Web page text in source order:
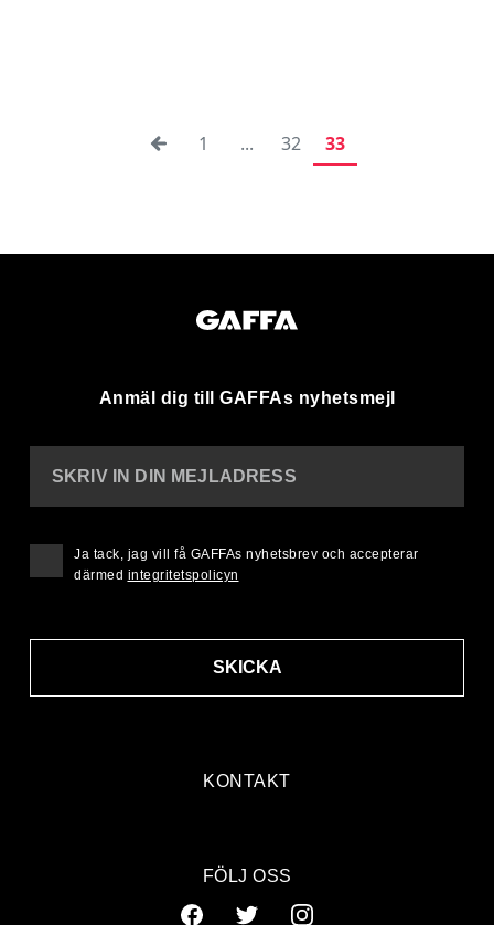
1 ... 32 33
Anmäl dig till GAFFAs nyhetsmejl
KONTAKT
SKRIV IN DIN MEJLADRESS
SKICKA
Ja tack, jag vill få GAFFAs nyhetsbrev och accepterar
därmed integritetspolicyn
FÖLJ OSS